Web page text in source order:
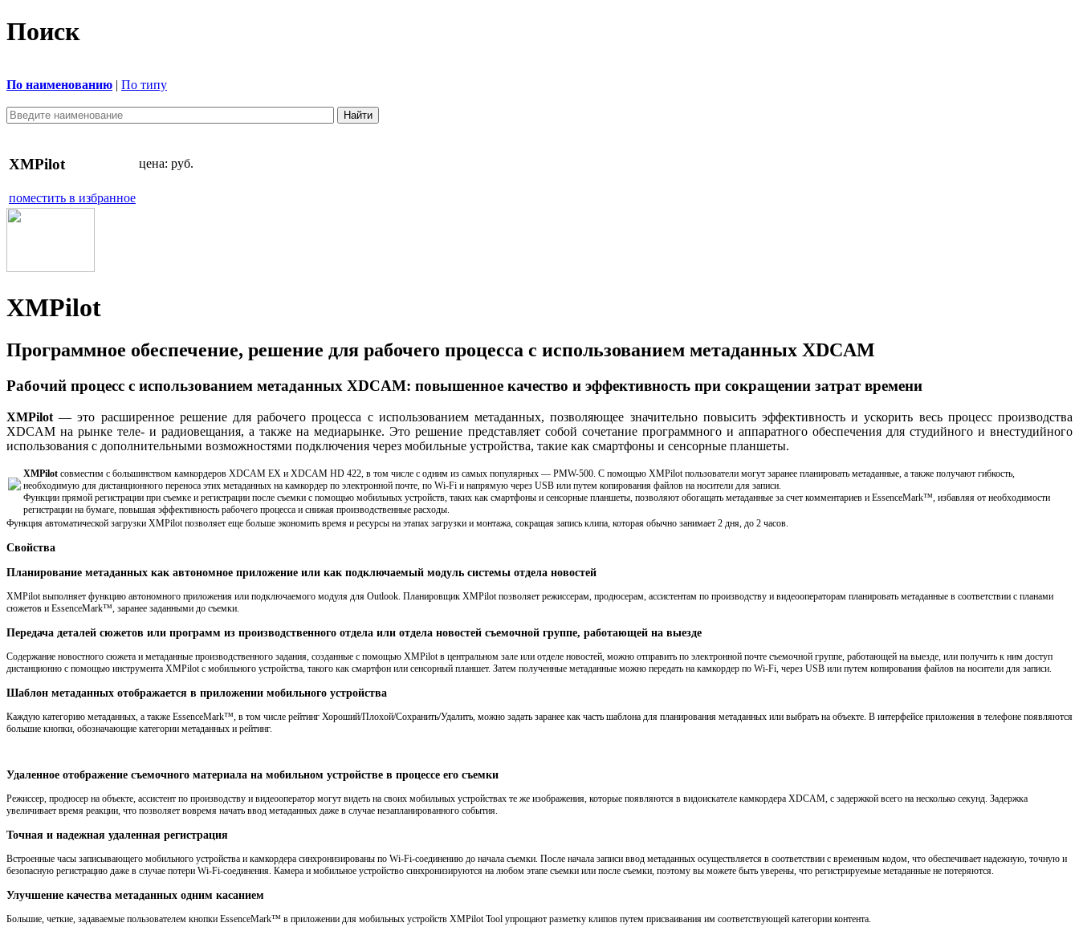
Поиск
По наименованию По типу
XMPilot цена: руб.
поместить в избранное
XMPilot
Программное обеспечение, решение для рабочего процесса с использованием метаданных XDCAM
Рабочий процесс с использованием метаданных XDCAM: повышенное качество и эффективность при сокращении затрат времени
XMPilot — это расширенное решение для рабочего процесса с использованием метаданных, позволяющее значительно повысить эффективность и ускорить весь процесс производства
XDCAM на рынке теле- и радиовещания, а также на медиарынке. Это решение представляет собой сочетание программного и аппаратного обеспечения для студийного и внестудийного
использования с дополнительными возможностями подключения через мобильные устройства, такие как смартфоны и сенсорные планшеты.
XMPilot совместим с большинством камкордеров XDCAM EX и XDCAM HD 422, в том числе с одним из самых популярных — PMW-500. С помощью XMPilot пользователи могут заранее планировать метаданные, а также получают гибкость,
необходимую для дистанционного переноса этих метаданных на камкордер по электронной почте, по Wi-Fi и напрямую через USB или путем копирования файлов на носители для записи.
Функции прямой регистрации при съемке и регистрации после съемки с помощью мобильных устройств, таких как смартфоны и сенсорные планшеты, позволяют обогащать метаданные за счет комментариев и EssenceMark™, избавляя от необходимости
регистрации на бумаге, повышая эффективность рабочего процесса и снижая производственные расходы.
Функция автоматической загрузки XMPilot позволяет еще больше экономить время и ресурсы на этапах загрузки и монтажа, сокращая запись клипа, которая обычно занимает 2 дня, до 2 часов.
Свойства
Планирование метаданных как автономное приложение или как подключаемый модуль системы отдела новостей
XMPilot выполняет функцию автономного приложения или подключаемого модуля для Outlook. Планировщик XMPilot позволяет режиссерам, продюсерам, ассистентам по производству и видеооператорам планировать метаданные в соответствии с планами
сюжетов и EssenceMark™, заранее заданными до съемки.
Передача деталей сюжетов или программ из производственного отдела или отдела новостей съемочной группе, работающей на выезде
Содержание новостного сюжета и метаданные производственного задания, созданные с помощью XMPilot в центральном зале или отделе новостей, можно отправить по электронной почте съемочной группе, работающей на выезде, или получить к ним доступ
дистанционно с помощью инструмента XMPilot с мобильного устройства, такого как смартфон или сенсорный планшет. Затем полученные метаданные можно передать на камкордер по Wi-Fi, через USB или путем копирования файлов на носители для записи.
Шаблон метаданных отображается в приложении мобильного устройства
Каждую категорию метаданных, а также EssenceMark™, в том числе рейтинг Хороший/Плохой/Сохранить/Удалить, можно задать заранее как часть шаблона для планирования метаданных или выбрать на объекте. В интерфейсе приложения в телефоне появляются
большие кнопки, обозначающие категории метаданных и рейтинг.
Удаленное отображение съемочного материала на мобильном устройстве в процессе его съемки
Режиссер, продюсер на объекте, ассистент по производству и видеооператор могут видеть на своих мобильных устройствах те же изображения, которые появляются в видоискателе камкордера XDCAM, с задержкой всего на несколько секунд. Задержка
увеличивает время реакции, что позволяет вовремя начать ввод метаданных даже в случае незапланированного события.
Точная и надежная удаленная регистрация
Встроенные часы записывающего мобильного устройства и камкордера синхронизированы по Wi-Fi-соединению до начала съемки. После начала записи ввод метаданных осуществляется в соответствии с временным кодом, что обеспечивает надежную, точную и
безопасную регистрацию даже в случае потери Wi-Fi-соединения. Камера и мобильное устройство синхронизируются на любом этапе съемки или после съемки, поэтому вы можете быть уверены, что регистрируемые метаданные не потеряются.
Улучшение качества метаданных одним касанием
Большие, четкие, задаваемые пользователем кнопки EssenceMark™ в приложении для мобильных устройств XMPilot Tool упрощают разметку клипов путем присваивания им соответствующей категории контента.